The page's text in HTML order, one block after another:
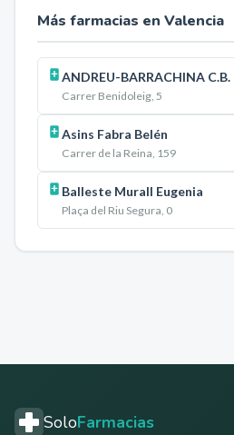
Más farmacias en Valencia
ANDREU-BARRACHINA C.B.
Carrer Benidoleig, 5
Asins Fabra Belén
Carrer de la Reina, 159
Balleste Murall Eugenia
Plaça del Riu Segura, 0
SoloFarmacias